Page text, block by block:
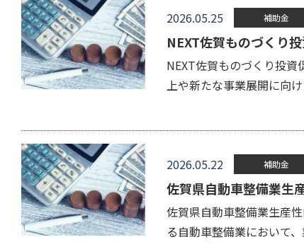
2026.05.25 補助金
NEXT佐賀ものづくり
NEXT佐賀ものづくり投
上や新たな事業展開に向
2026.05.22 補助金
佐賀県自動車整備業生
佐賀県自動車整備業生産
る自動車整備業において